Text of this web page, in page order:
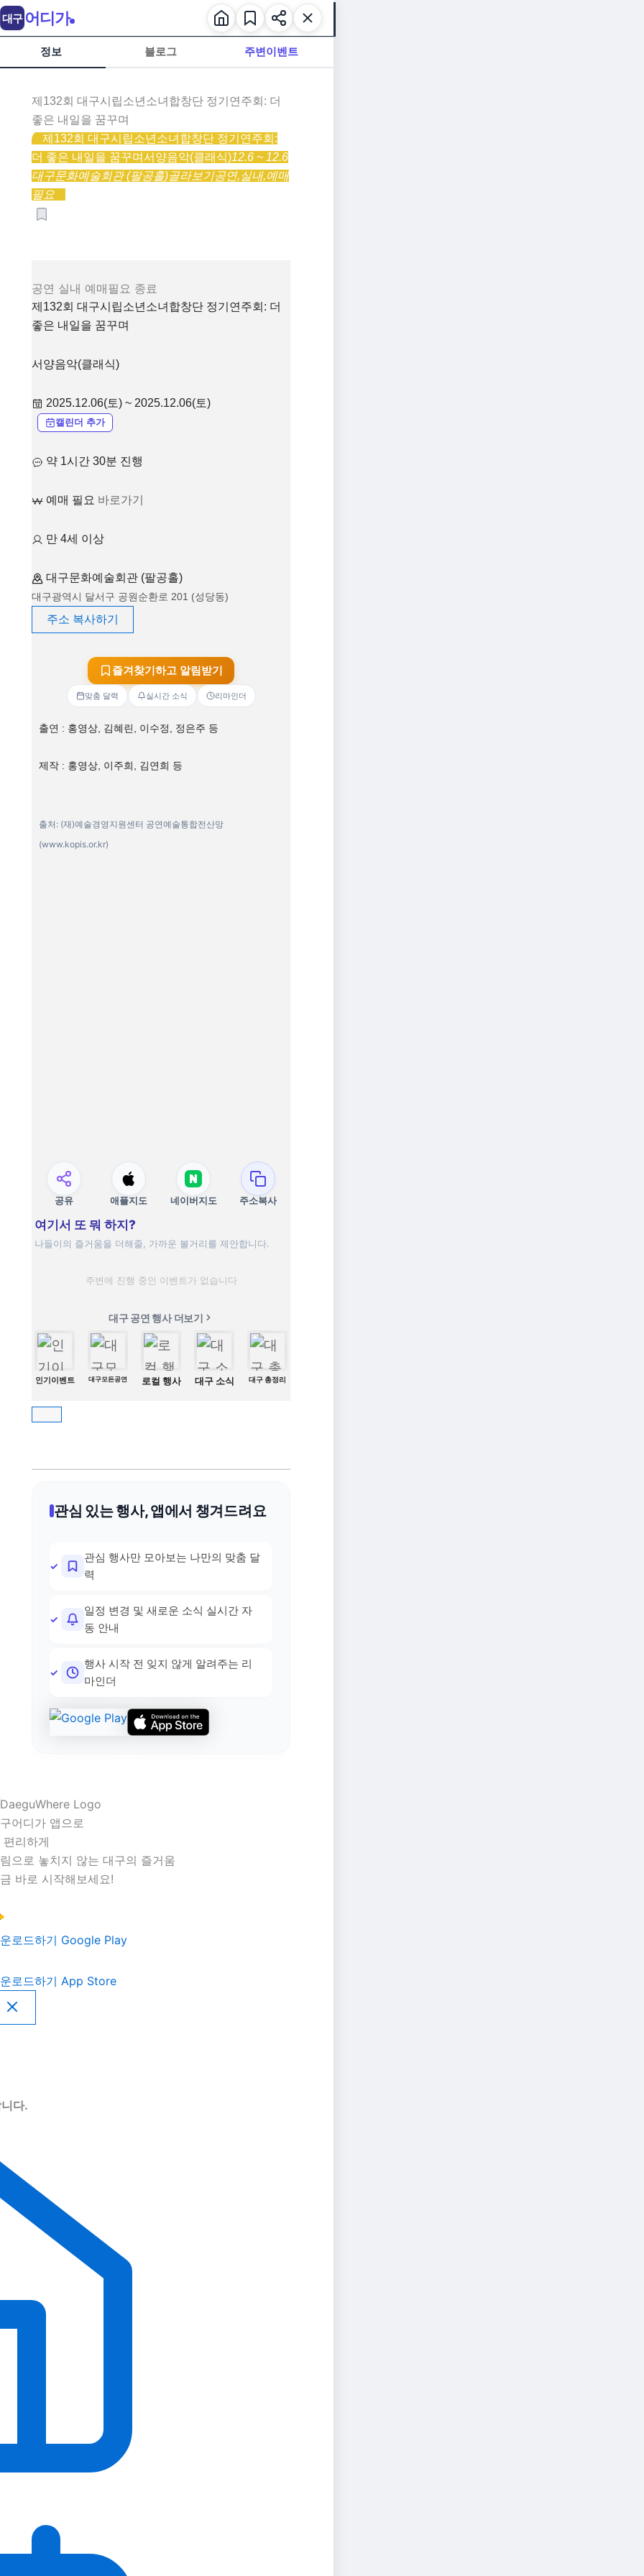
정보 블로그 주변이벤트
제132회 대구시립소년소녀합창단 정기연주회: 더
좋은 내일을 꿈꾸며
제132회 대구시립소년소녀합창단 정기연주회:
더 좋은 내일을 꿈꾸며서양음악(클래식)12.6 ~ 12.6
대구문화예술회관 (팔공홀)골라보기공연,실내,예매
필요
공연 실내 예매필요 종료
제132회 대구시립소년소녀합창단 정기연주회: 더
좋은 내일을 꿈꾸며
서양음악(클래식)
2025.12.06(토) ~ 2025.12.06(토)
캘린더 추가
약 1시간 30분 진행
예매 필요 바로가기
만 4세 이상
대구문화예술회관 (팔공홀)
대구광역시 달서구 공원순환로 201 (성당동)
주소 복사하기
즐겨찾기하고 알림받기
맞춤 달력 실시간 소식 리마인더
출연 : 홍영상, 김혜린, 이수정, 정은주 등
제작 : 홍영상, 이주희, 김연희 등
출처: (재)예술경영지원센터 공연예술통합전산망
(www.kopis.or.kr)
공유 애플지도 네이버지도 주소복사
여기서 또 뭐 하지?
나들이의 즐거움을 더해줄, 가까운 볼거리를 제안합니다.
주변에 진행 중인 이벤트가 없습니다
대구 공연 행사 더보기
인기이벤트 대구모든공연 로컬 행사 대구 소식 대구 총정리
관심 있는 행사, 앱에서 챙겨드려요
관심 행사만 모아보는 나만의 맞춤 달
력
일정 변경 및 새로운 소식 실시간 자
동 안내
행사 시작 전 잊지 않게 알려주는 리
마인더
대구 어디가
어디가 앱으로
편리하게
으로 놓치지 않는 대구의 즐거움
바로 시작해보세요!
로드하기 Google Play
로드하기 App Store
다.